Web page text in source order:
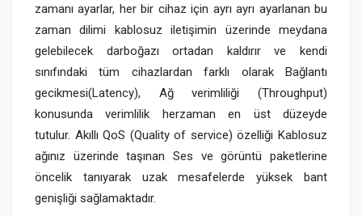
zamanı ayarlar, her bir cihaz için ayrı ayrı ayarlanan bu
zaman dilimi kablosuz iletişimin üzerinde meydana
gelebilecek darboğazı ortadan kaldırır ve kendi
sınıfındaki tüm cihazlardan farklı olarak Bağlantı
gecikmesi(Latency), Ağ verimliliği (Throughput)
konusunda verimlilik herzaman en üst düzeyde
tutulur. Akıllı QoS (Quality of service) özelliği Kablosuz
ağınız üzerinde taşınan Ses ve görüntü paketlerine
öncelik tanıyarak uzak mesafelerde yüksek bant
genişliği sağlamaktadır.